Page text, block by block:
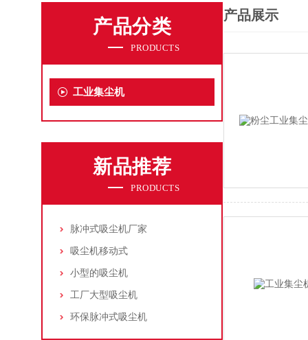
产品分类
PRODUCTS
工业集尘机
新品推荐
PRODUCTS
脉冲式吸尘机厂家
吸尘机移动式
小型的吸尘机
工厂大型吸尘机
环保脉冲式吸尘机
产品展示